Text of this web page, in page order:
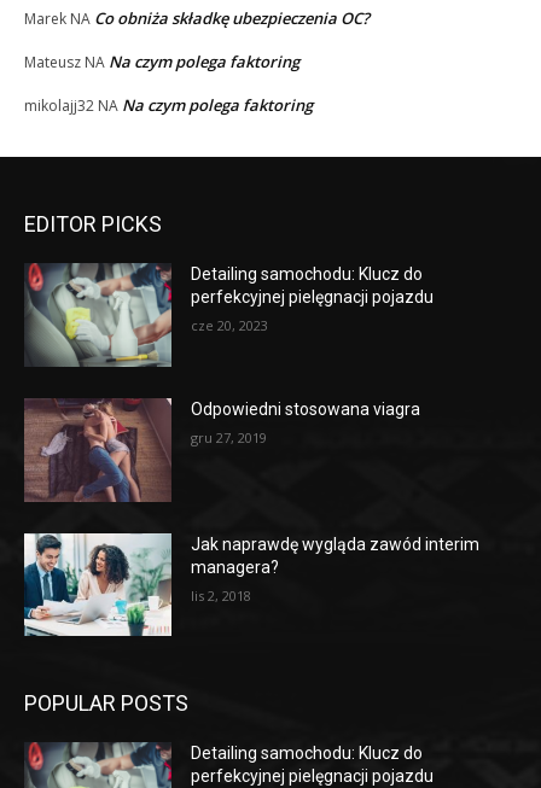
Marek NA Co obniża składkę ubezpieczenia OC?
Mateusz NA Na czym polega faktoring
mikolajj32 NA Na czym polega faktoring
EDITOR PICKS
Detailing samochodu: Klucz do
perfekcyjnej pielęgnacji pojazdu
cze 20, 2023
Odpowiedni stosowana viagra
gru 27, 2019
Jak naprawdę wygląda zawód interim
managera?
lis 2, 2018
POPULAR POSTS
Detailing samochodu: Klucz do
perfekcyjnej pielęgnacji pojazdu